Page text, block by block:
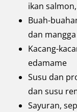
ikan
Buah-
dan mangga
Kacang-
edamame
Susu dan
dan susu
Sayuran,